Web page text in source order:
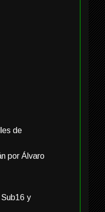
de
por Álvaro
y